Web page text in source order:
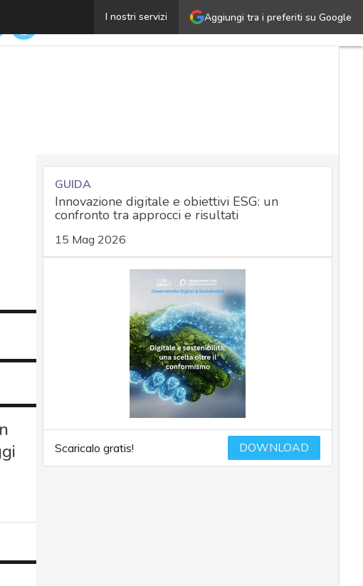
Aggiungi tra i preferiti su Google
I nostri servizi
Anthropic Claude Code Security: l’AI è parte
GUIDA
Innovazione digitale e obiettivi ESG: un
confronto tra approcci e risultati
15 Mag 2026
Scaricalo gratis! DOWNLOAD